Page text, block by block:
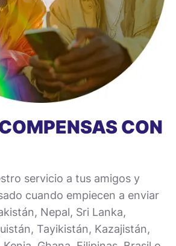
CON
servicio a tus amigos y
cuando empiecen a enviar
Nepal, Sri Lanka,
Tayikistán, Kazajistán,